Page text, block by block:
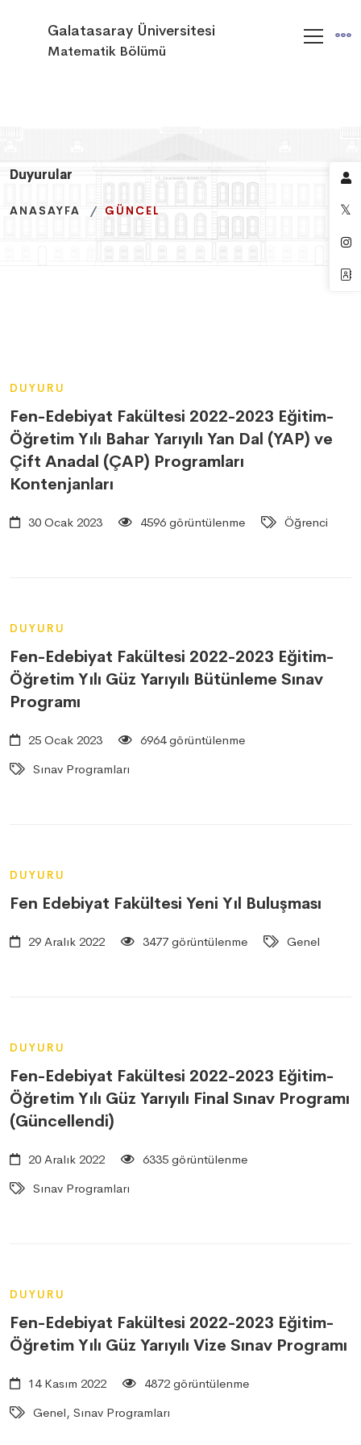
Galatasaray Üniversitesi
Matematik Bölümü
Duyurular
ANASAYFA GÜNCEL
Duyurular
ANASAYFA GÜNCEL
Duyurular
ANASAYFA GÜNCEL
DUYURU
Fen-Edebiyat Fakültesi 2022-2023 Eğitim-
Öğretim Yılı Bahar Yarıyılı Yan Dal (YAP) ve
Çift Anadal (ÇAP) Programları
Kontenjanları
30 Ocak 2023 4596 görüntülenme Öğrenci
DUYURU
Fen-Edebiyat Fakültesi 2022-2023 Eğitim-
Öğretim Yılı Güz Yarıyılı Bütünleme Sınav
Programı
25 Ocak 2023
6964 görüntülenme
Sınav Programları
DUYURU
Fen Edebiyat Fakültesi Yeni Yıl Buluşması
29 Aralık 2022 3477 görüntülenme Genel
DUYURU
Fen-Edebiyat Fakültesi 2022-2023 Eğitim-
Öğretim Yılı Güz Yarıyılı Final Sınav Programı
(Güncellendi)
20 Aralık 2022
6335 görüntülenme
Sınav Programları
DUYURU
Fen-Edebiyat Fakültesi 2022-2023 Eğitim-
Öğretim Yılı Güz Yarıyılı Vize Sınav Programı
14 Kasım 2022
4872 görüntülenme
Genel, Sınav Programları